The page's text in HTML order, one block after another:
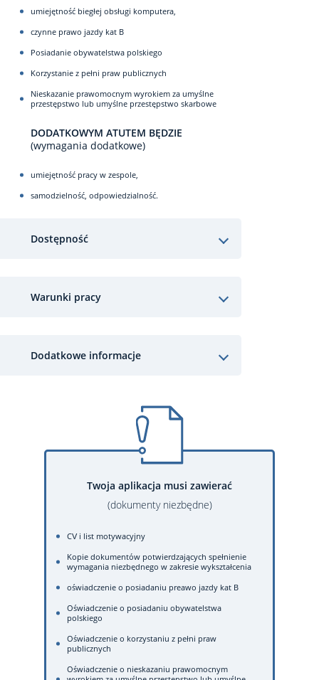
umiejętność biegłej obsługi komputera,
czynne prawo jazdy kat B
Posiadanie obywatelstwa polskiego
Korzystanie z pełni praw publicznych
Nieskazanie prawomocnym wyrokiem za umyślne
przestępstwo lub umyślne przestępstwo skarbowe
DODATKOWYM ATUTEM BĘDZIE
(wymagania dodatkowe)
umiejętność pracy w zespole,
samodzielność, odpowiedzialność.
Dostępność
Warunki pracy
Dodatkowe informacje
Twoja aplikacja musi zawierać
(dokumenty niezbędne)
CV i list motywacyjny
Kopie dokumentów potwierdzających spełnienie
wymagania niezbędnego w zakresie wykształcenia
oświadczenie o posiadaniu preawo jazdy kat B
Oświadczenie o posiadaniu obywatelstwa
polskiego
Oświadczenie o korzystaniu z pełni praw
publicznych
Oświadczenie o nieskazaniu prawomocnym